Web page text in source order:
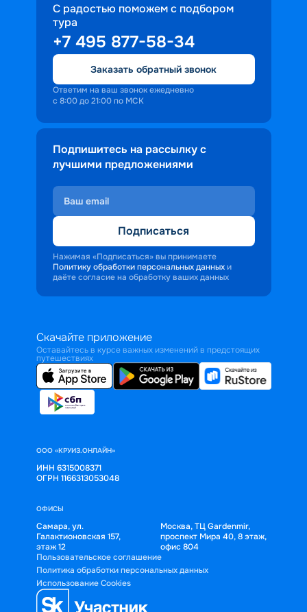
С радостью поможем с подбором
тура
+7 495 877-58-34
Заказать обратный звонок
Ответим на ваш звонок ежедневно
с 8:00 до 21:00 по МСК
Подпишитесь на рассылку с
лучшими предложениями
Подписаться
Нажимая «Подписаться» вы принимаете
Политику обработки персональных данных и
даёте согласие на обработку ваших данных
Скачайте приложение
Оставайтесь в курсе важных изменений в предстоящих
путешествиях
ООО «КРУИЗ.ОНЛАЙН»
ИНН 6315008371
ОГРН 1166313053048
ОФИСЫ
Самара, ул.
Галактионовская 157,
этаж 12
Москва, ТЦ Gardenmir,
проспект Мира 40, 8 этаж,
офис 804
Пользовательское соглашение
Политика обработки персональных данных
Использование Cookies